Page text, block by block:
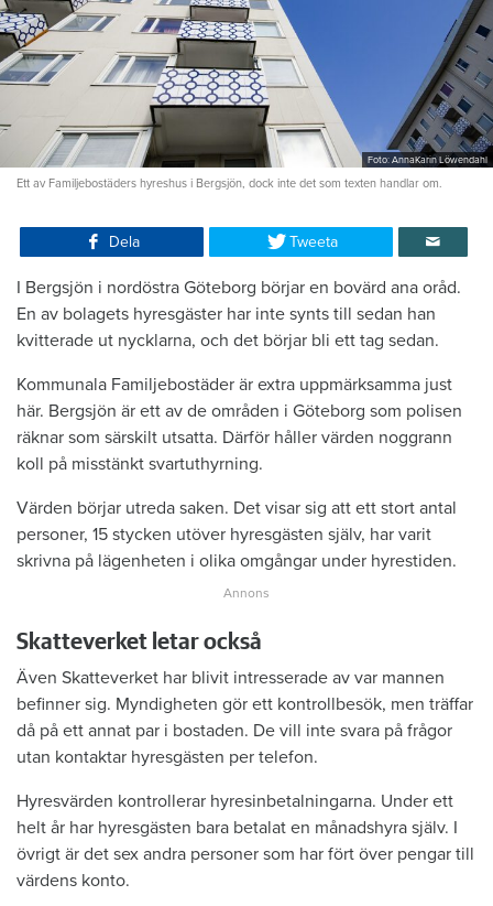
Foto: AnnaKarin Löwendahl
Ett av Familjebostäders hyreshus i Bergsjön, dock inte det som texten handlar om.
Dela Tweeta
I Bergsjön i nordöstra Göteborg börjar en bovärd ana oråd.
En av bolagets hyresgäster har inte synts till sedan han
kvitterade ut nycklarna, och det börjar bli ett tag sedan.
Kommunala Familjebostäder är extra uppmärksamma just
här. Bergsjön är ett av de områden i Göteborg som polisen
räknar som särskilt utsatta. Därför håller värden noggrann
koll på misstänkt svartuthyrning.
Värden börjar utreda saken. Det visar sig att ett stort antal
personer, 15 stycken utöver hyresgästen själv, har varit
skrivna på lägenheten i olika omgångar under hyrestiden.
Skatteverket letar också
Även Skatteverket har blivit intresserade av var mannen
befinner sig. Myndigheten gör ett kontrollbesök, men träffar
då på ett annat par i bostaden. De vill inte svara på frågor
utan kontaktar hyresgästen per telefon.
Hyresvärden kontrollerar hyresinbetalningarna. Under ett
helt år har hyresgästen bara betalat en månadshyra själv. I
övrigt är det sex andra personer som har fört över pengar till
värdens konto.